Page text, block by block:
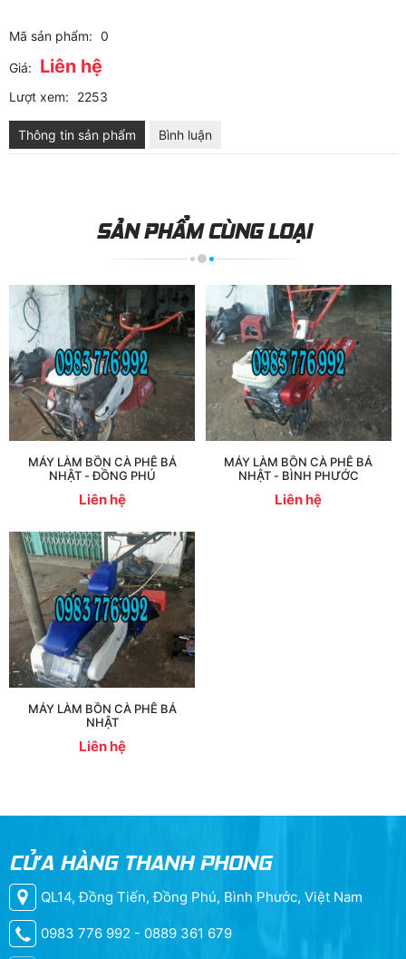
Mã sản phẩm: 0
Giá: Liên hệ
Lượt xem: 2253
Thông tin sản phẩm Bình luận
SẢN PHẨM CÙNG LOẠI
MÁY LÀM BỒN CÀ PHÊ BẢ
NHẬT - ĐỒNG PHÚ
Liên hệ
MÁY LÀM BỒN CÀ PHÊ BẢ
NHẬT - BÌNH PHƯỚC
Liên hệ
MÁY LÀM BỒN CÀ PHÊ BẢ
NHẬT
Liên hệ
CỬA HÀNG THANH PHONG
QL14, Đồng Tiến, Đồng Phú, Bình Phước, Việt Nam
0983 776 992 - 0889 361 679